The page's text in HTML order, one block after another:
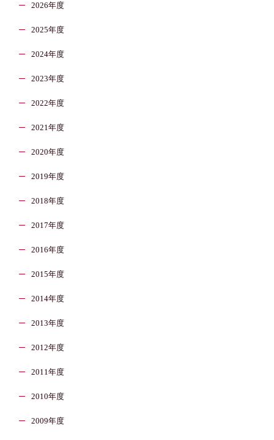
2026年度
2025年度
2024年度
2023年度
2022年度
2021年度
2020年度
2019年度
2018年度
2017年度
2016年度
2015年度
2014年度
2013年度
2012年度
2011年度
2010年度
2009年度